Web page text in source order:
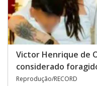
Victor Henrique de
considerado
Reprodução/RECORD